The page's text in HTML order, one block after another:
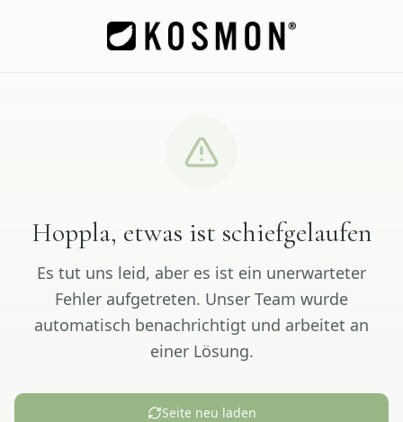
Hoppla, etwas ist schiefgelaufen
Es tut uns leid, aber es ist ein unerwarteter
Fehler aufgetreten. Unser Team wurde
automatisch benachrichtigt und arbeitet an
einer Lösung.
Seite neu laden